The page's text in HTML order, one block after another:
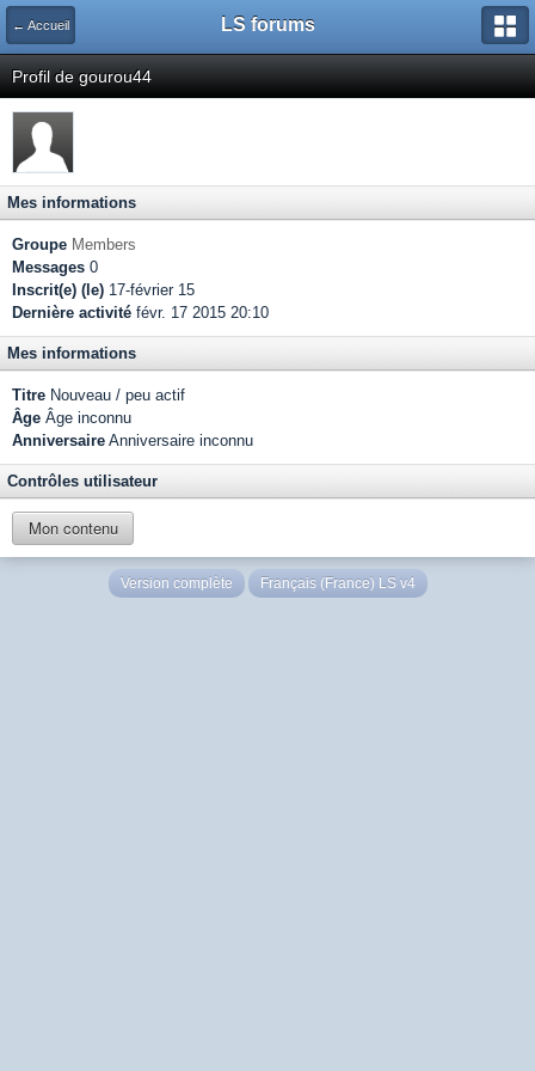
← Accueil LS forums
Profil de gourou44
Mes informations
Groupe Members
Messages 0
Inscrit(e) (le) 17-février 15
Dernière activité févr. 17 2015 20:10
Mes informations
Titre Nouveau / peu actif
Âge Âge inconnu
Anniversaire Anniversaire inconnu
Contrôles utilisateur
Mon contenu
Version complète Français (France) LS v4